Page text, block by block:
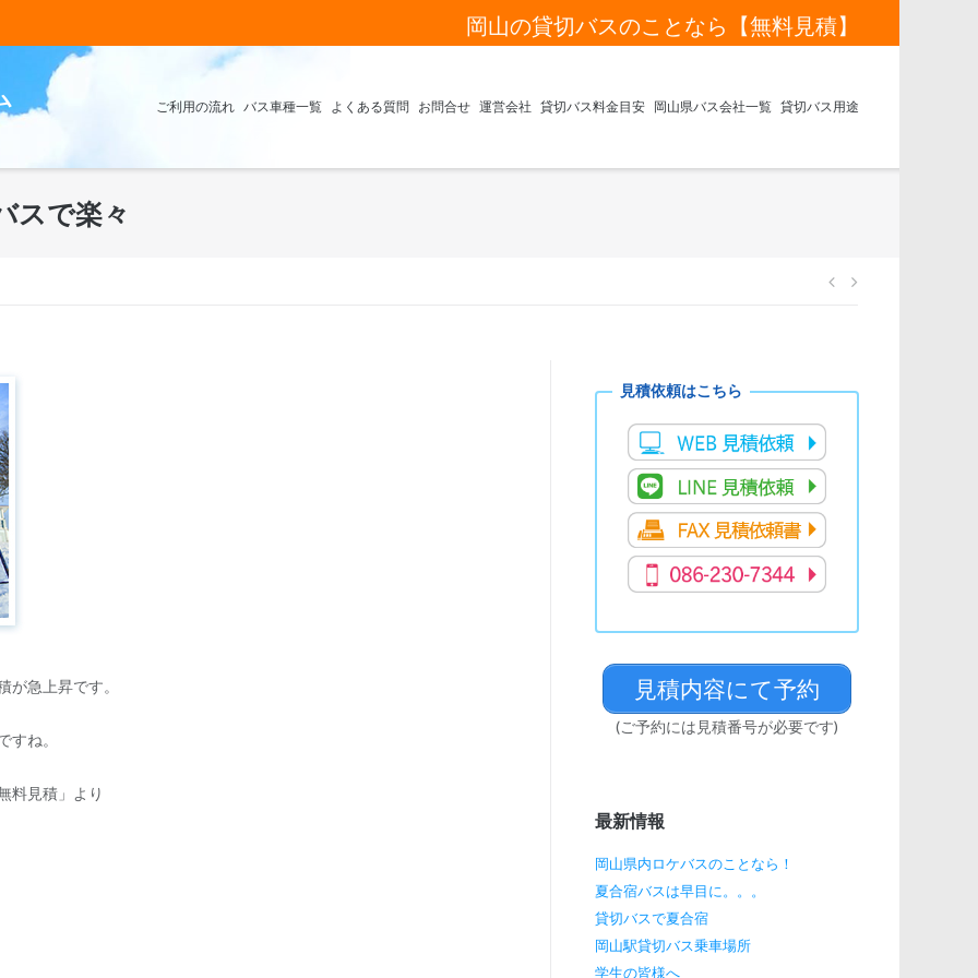
岡山の貸切バスのことなら【無料見積】
ご利用の流れ バス車種一覧 よくある質問 お問合せ 運営会社 貸切バス料金目安 岡山県バス会社一覧 貸切バス用途
スで楽々
投
シ
ョ
ン
が急上昇です。
すね。
料見積」より
見積内容にて予約
(ご予約には見積番号が必要です)
最新情報
岡山県内ロケバスのことなら！
夏合宿バスは早目に。。。
貸切バスで夏合宿
岡山駅貸切バス乗車場所
学生の皆様へ